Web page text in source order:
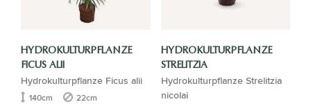
HYDROKULTURPFLANZE
FICUS ALII
Hydrokulturpflanze Ficus alii
140cm 22cm
HYDROKULTURPFLANZE
STRELITZIA
Hydrokulturpflanze Strelitzia
nicolai